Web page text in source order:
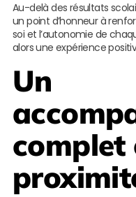
Au-delà des résultats
un point d’honneur à
soi et l’autonomie de
alors une expérience
Un
complet